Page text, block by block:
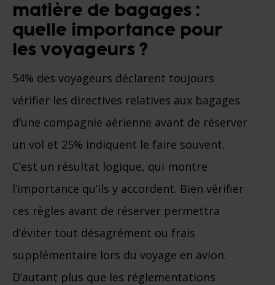
matière de bagages :
quelle importance pour
les voyageurs ?
54% des voyageurs déclarent toujours
vérifier les directives relatives aux bagages
d’une compagnie aérienne avant de réserver
un vol et 25% indiquent le faire souvent.
C’est un résultat logique, qui montre
l’importance qu’ils y accordent. Bien vérifier
ces règles avant de réserver permettra
d’éviter tout désagrément ou frais
supplémentaire lors du voyage en avion.
D’autant plus que les réglementations